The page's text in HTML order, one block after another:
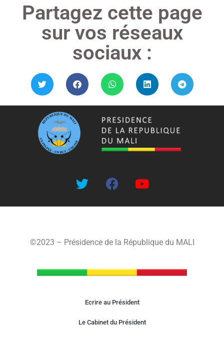
Partagez cette page
sur vos réseaux
sociaux :
©2023 – Présidence de la République du MALI
Ecrire au Président
Le Cabinet du Président